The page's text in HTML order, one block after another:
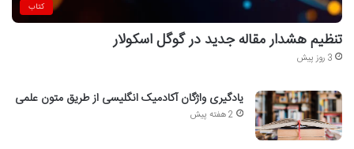
کتاب
تنظیم هشدار مقاله جدید در گوگل اسکولار
3 روز پیش
یادگیری واژگان آکادمیک انگلیسی از طریق متون علمی
2 هفته پیش